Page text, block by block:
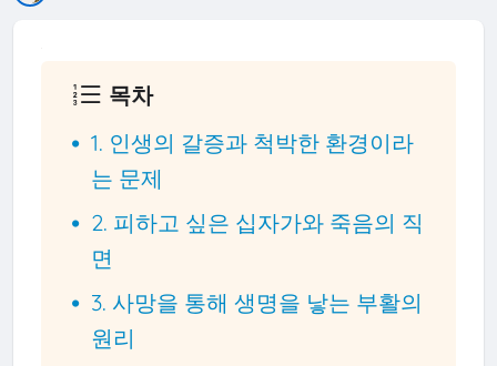
목차
1. 인생의 갈증과 척박한 환경이라
는 문제
2. 피하고 싶은 십자가와 죽음의 직
면
3. 사망을 통해 생명을 낳는 부활의
원리